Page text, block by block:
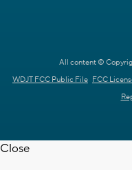
All content ©
WDJT FCC Public File FCC
Close